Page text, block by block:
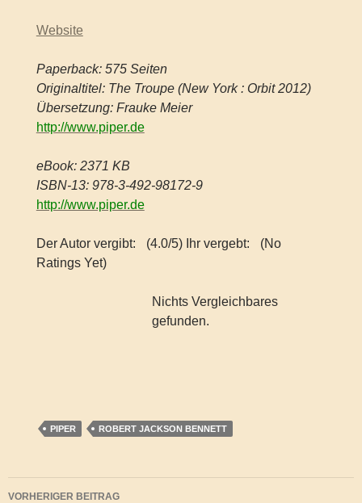
Website
Paperback: 575 Seiten
Originaltitel: The Troupe (New York : Orbit 2012)
Übersetzung: Frauke Meier
http://www.piper.de
eBook: 2371 KB
ISBN-13: 978-3-492-98172-9
http://www.piper.de
Der Autor vergibt: (4.0/5) Ihr vergebt:
(No
Ratings Yet)
Nichts Vergleichbares
gefunden.
PIPER ROBERT JACKSON BENNETT
Beitragsnavigation
VORHERIGER BEITRAG